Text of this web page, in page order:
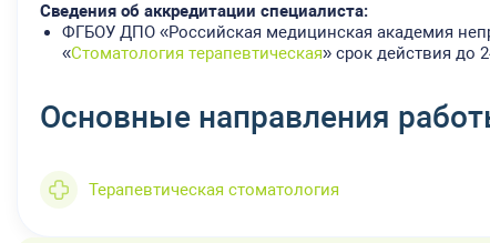
Сведения об аккредитации специалиста:
ФГБОУ ДПО «Российская медицинская академия
«Стоматология терапевтическая» срок действия до
Основные направления
Терапевтическая стоматология